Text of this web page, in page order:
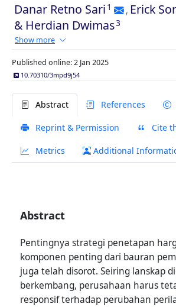
Danar Retno Sari 1 , Erick
& Herdian Dwimas3
Show more
Published online: 2 Jan 2025
10.70310/3mpd9j54
Abstract References
Reprint & Permission Cite
Metrics Additional
Abstract
Pentingnya strategi penetapan
komponen penting dari bauran
juga telah disorot. Seiring lanskap
berkembang, perusahaan harus
responsif terhadap perubahan